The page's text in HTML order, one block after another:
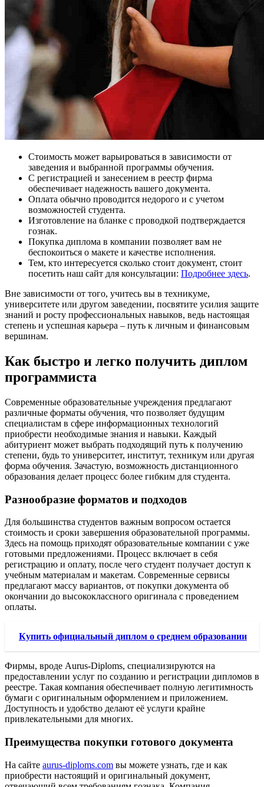
Стоимость может варьироваться в зависимости от
заведения и выбранной программы обучения.
С регистрацией и занесением в реестр фирма
обеспечивает надежность вашего документа.
Оплата обычно проводится недорого и с учетом
возможностей студента.
Изготовление на бланке с проводкой подтверждается
гознак.
Покупка диплома в компании позволяет вам не
беспокоиться о макете и качестве исполнения.
Тем, кто интересуется сколько стоит документ, стоит
посетить наш сайт для консультации: Подробнее здесь.
Вне зависимости от того, учитесь вы в техникуме,
университете или другом заведении, посвятите усилия защите
знаний и росту профессиональных навыков, ведь настоящая
степень и успешная карьера – путь к личным и финансовым
вершинам.
Как быстро и легко получить диплом
программиста
Современные образовательные учреждения предлагают
различные форматы обучения, что позволяет будущим
специалистам в сфере информационных технологий
приобрести необходимые знания и навыки. Каждый
абитуриент может выбрать подходящий путь к получению
степени, будь то университет, институт, техникум или другая
форма обучения. Зачастую, возможность дистанционного
образования делает процесс более гибким для студента.
Разнообразие форматов и подходов
Для большинства студентов важным вопросом остается
стоимость и сроки завершения образовательной программы.
Здесь на помощь приходят образовательные компании с уже
готовыми предложениями. Процесс включает в себя
регистрацию и оплату, после чего студент получает доступ к
учебным материалам и макетам. Современные сервисы
предлагают массу вариантов, от покупки документа об
окончании до высококлассного оригинала с проведением
оплаты.
Купить официальный диплом о среднем образовании
Фирмы, вроде Aurus-Diploms, специализируются на
предоставлении услуг по созданию и регистрации дипломов в
реестре. Такая компания обеспечивает полную легитимность
бумаги с оригинальным оформлением и приложением.
Доступность и удобство делают её услуги крайне
привлекательными для многих.
Преимущества покупки готового документа
На сайте aurus-diploms.com вы можете узнать, где и как
приобрести настоящий и оригинальный документ,